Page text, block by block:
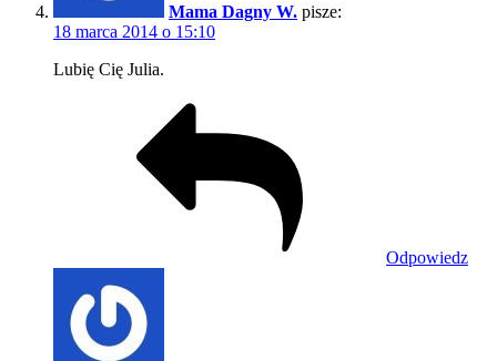
Mama Dagny W. pisze:
18 marca 2014 o 15:10
Lubię Cię Julia.
Odpowiedz